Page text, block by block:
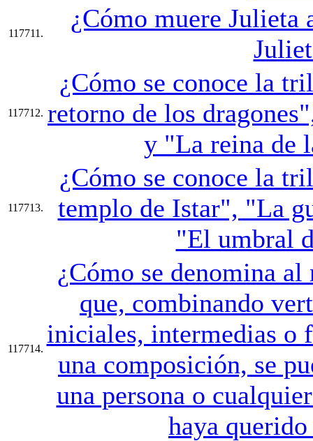
117711.
¿Cómo muere
117712.
¿Cómo se conoce la
retorno de los
y "La reina de
117713.
¿Cómo se conoce la
templo de Istar", "La
"El umbral
117714.
¿Cómo se denomina
que, combinando
iniciales, intermedias o
una composición, se
una persona o
haya